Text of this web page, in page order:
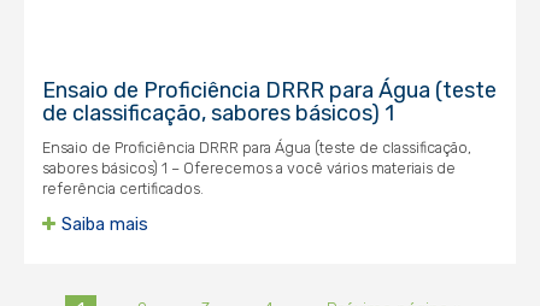
Ensaio de Proficiência DRRR para Água (teste
de classificação, sabores básicos) 1
Ensaio de Proficiência DRRR para Água (teste de classificação,
sabores básicos) 1 – Oferecemos a você vários materiais de
referência certificados.
Saiba mais